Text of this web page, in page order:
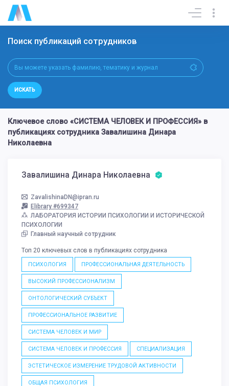
Поиск публикаций сотрудников
ИСКАТЬ
Ключевое слово «СИСТЕМА ЧЕЛОВЕК И ПРОФЕССИЯ» в
публикациях сотрудника Завалишина Динара
Николаевна
Завалишина Динара Николаевна
ZavalishinaDN@ipran.ru
Elibrary #699347
ЛАБОРАТОРИЯ ИСТОРИИ ПСИХОЛОГИИ И ИСТОРИЧЕСКОЙ
ПСИХОЛОГИИ
Главный научный сотрудник
Топ 20 ключевых слов в публикациях сотрудника
ПСИХОЛОГИЯ ПРОФЕССИОНАЛЬНАЯ ДЕЯТЕЛЬНОСТЬ
ВЫСОКИЙ ПРОФЕССИОНАЛИЗМ
ОНТОЛОГИЧЕСКИЙ СУБЪЕКТ
ПРОФЕССИОНАЛЬНОЕ РАЗВИТИЕ
СИСТЕМА ЧЕЛОВЕК И МИР
СИСТЕМА ЧЕЛОВЕК И ПРОФЕССИЯ СПЕЦИАЛИЗАЦИЯ
ЭСТЕТИЧЕСКОЕ ИЗМЕРЕНИЕ ТРУДОВОЙ АКТИВНОСТИ
ОБЩАЯ ПСИХОЛОГИЯ